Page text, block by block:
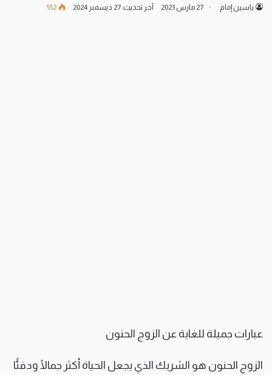
ياسين إمام 27 مارس 2023 آخر تحديث: 27 ديسمبر 2024 552
عبارات جميلة للغاية عن الزوج الحنون
الزوج الحنون هو الشريك الذي يجعل الحياة أكثر جمالًا ودفئًا